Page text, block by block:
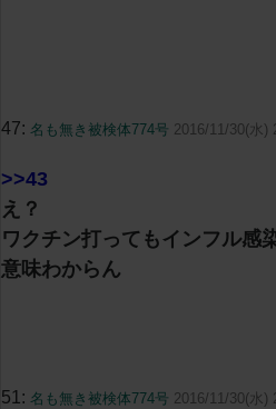
47: 名も無き被検体774号 2016/11/30(水)
>>43
え？
ワクチン打ってもインフル感
意味わからん
51: 名も無き被検体774号 2016/11/30(水)